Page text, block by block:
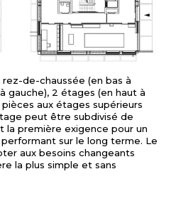
rez-de-chaussée (en bas à
gauche), 2 étages (en haut à
aux étages supérieurs
peut être subdivisé de
la première exigence pour un
sur le long terme. Le
aux besoins changeants
la plus simple et sans